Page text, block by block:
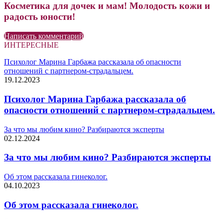
Косметика для дочек и мам! Молодость кожи и
радость юности!
Написать комментарий
ИНТЕРЕСНЫЕ
Психолог Марина Гарбажа рассказала об опасности
отношений с партнером-страдальцем.
19.12.2023
Психолог Марина Гарбажа рассказала об
опасности отношений с партнером-страдальцем.
За что мы любим кино? Разбираются эксперты
02.12.2024
За что мы любим кино? Разбираются эксперты
Об этом рассказала гинеколог.
04.10.2023
Об этом рассказала гинеколог.